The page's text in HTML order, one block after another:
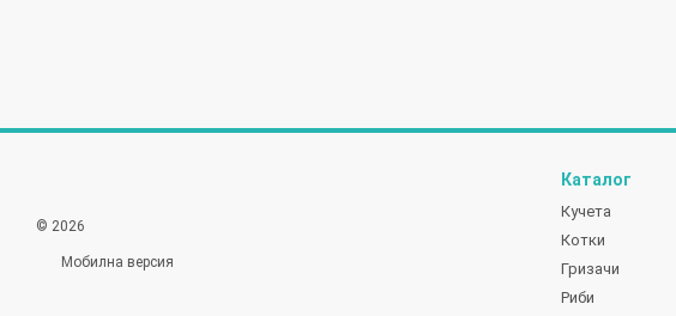
© 2026
Мобилна версия
Каталог
Кучета
Котки
Гризачи
Риби